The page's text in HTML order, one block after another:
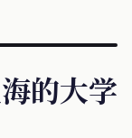
的大学